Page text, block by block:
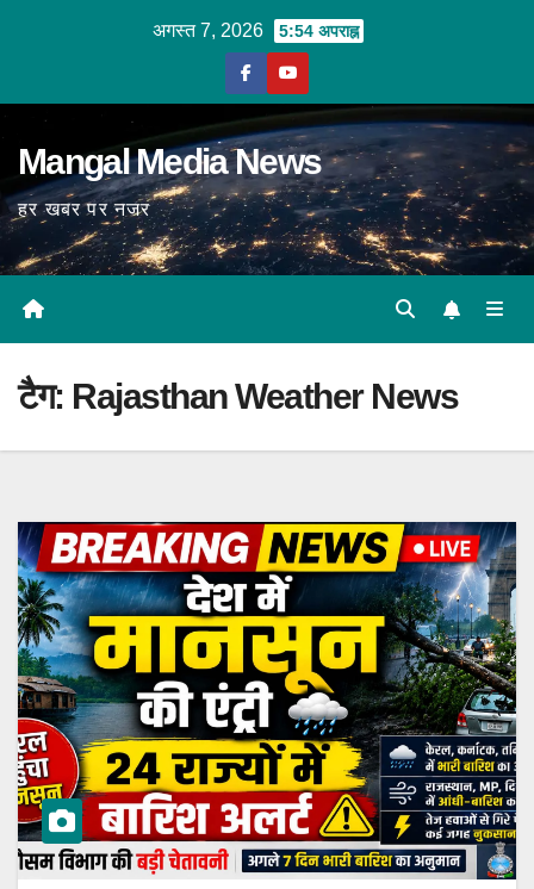
अगस्त 7, 2026 5:54 अपराह्न
Mangal Media News
हर खबर पर नजर
टैग: Rajasthan Weather News